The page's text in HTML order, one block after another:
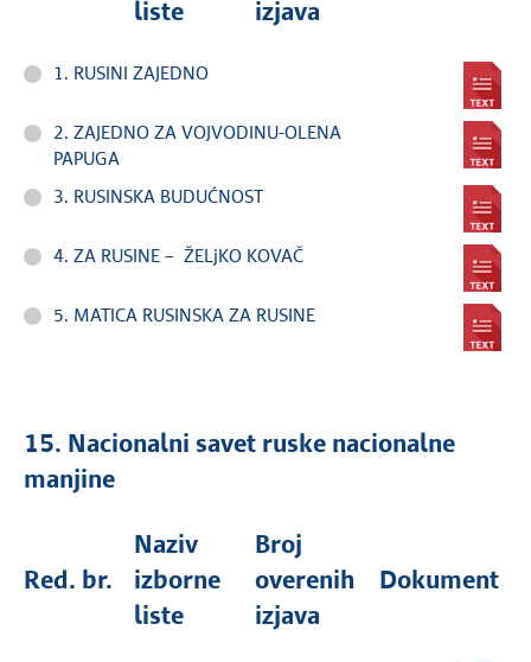
liste
izjava
1. RUSINI ZAJEDNO
2. ZAJEDNO ZA VOJVODINU-OLENA
PAPUGA
3. RUSINSKA BUDUĆNOST
4. ZA RUSINE – ŽELjKO KOVAČ
5. MATICA RUSINSKA ZA RUSINE
15. Nacionalni savet ruske nacionalne
manjine
Red. br.
Naziv
izborne
liste
Broj
overenih
izjava
Dokument